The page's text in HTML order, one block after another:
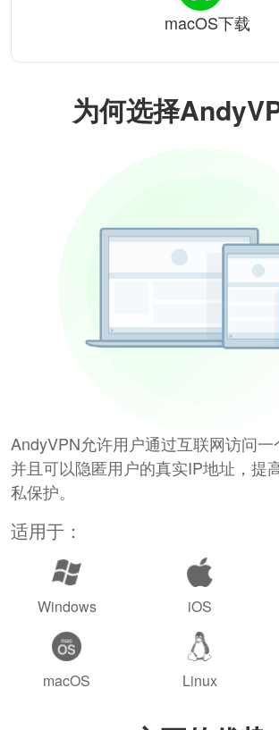
为何选择
AndyVPN允许用户通过互联网访问一
并且可以隐匿用户的真实IP地址，提
私保护。
适用于：
Windows iOS
macOS Linux
macOS下载